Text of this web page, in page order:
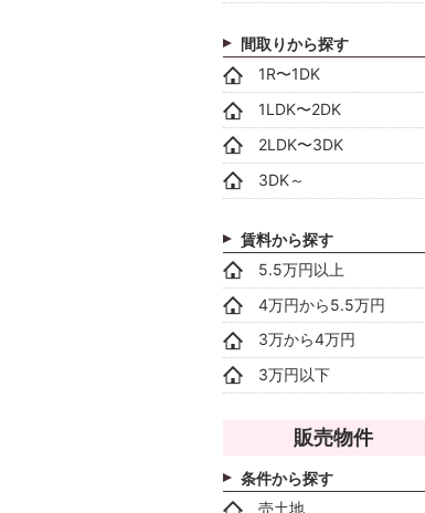
間取りから探す
1R〜1DK
1LDK〜2DK
2LDK〜3DK
3DK～
賃料から探す
5.5万円以上
4万円から5.5万円
3万から4万円
3万円以下
販売物件
条件から探す
売土地